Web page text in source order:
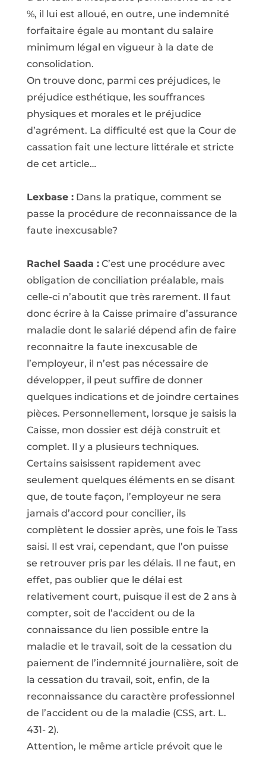
%, il lui est alloué, en outre, une indemnité
forfaitaire égale au montant du salaire
minimum légal en vigueur à la date de
consolidation.
On trouve donc, parmi ces préjudices, le
préjudice esthétique, les souffrances
physiques et morales et le préjudice
d’agrément. La difficulté est que la Cour de
cassation fait une lecture littérale et stricte
de cet article…
Lexbase :Dans la pratique, comment se
passe la procédure de reconnaissance de la
faute inexcusable?
Rachel Saada :C’est une procédure avec
obligation de conciliation préalable, mais
celle-ci n’aboutit que très rarement. Il faut
donc écrire à la Caisse primaire d’assurance
maladie dont le salarié dépend afin de faire
reconnaitre la faute inexcusable de
l’employeur, il n’est pas nécessaire de
développer, il peut suffire de donner
quelques indications et de joindre certaines
pièces. Personnellement, lorsque je saisis la
Caisse, mon dossier est déjà construit et
complet. Il y a plusieurs techniques.
Certains saisissent rapidement avec
seulement quelques éléments en se disant
que, de toute façon, l’employeur ne sera
jamais d’accord pour concilier, ils
complètent le dossier après, une fois le Tass
saisi. Il est vrai, cependant, que l’on puisse
se retrouver pris par les délais. Il ne faut, en
effet, pas oublier que le délai est
relativement court, puisque il est de 2 ans à
compter, soit de l’accident ou de la
connaissance du lien possible entre la
maladie et le travail, soit de la cessation du
paiement de l’indemnité journalière, soit de
la cessation du travail, soit, enfin, de la
reconnaissance du caractère professionnel
de l’accident ou de la maladie (CSS, art. L.
431- 2).
Attention, le même article prévoit que le